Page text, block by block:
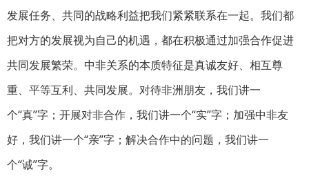
发展任务、共同的战略利益把我们紧紧联系在一起。我们都
把对方的发展视为自己的机遇，都在积极通过加强合作促进
共同发展繁荣。中非关系的本质特征是真诚友好、相互尊
重、平等互利、共同发展。对待非洲朋友，我们讲一
个“真”字；开展对非合作，我们讲一个“实”字；加强中非友
好，我们讲一个“亲”字；解决合作中的问题，我们讲一
个“诚”字。